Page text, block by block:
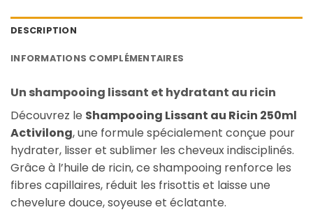
DESCRIPTION
INFORMATIONS COMPLÉMENTAIRES
Un shampooing lissant et hydratant au ricin
Découvrez le Shampooing Lissant au Ricin 250ml
Activilong, une formule spécialement conçue pour
hydrater, lisser et sublimer les cheveux indisciplinés.
Grâce à l’huile de ricin, ce shampooing renforce les
fibres capillaires, réduit les frisottis et laisse une
chevelure douce, soyeuse et éclatante.